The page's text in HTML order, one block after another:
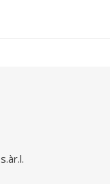
s.àr.l.